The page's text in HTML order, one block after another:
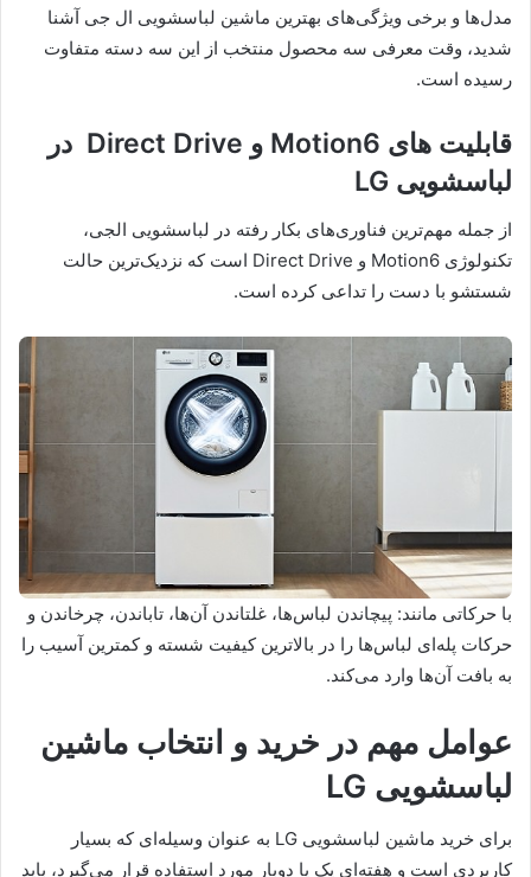
مدل‌ها و برخی ویژگی‌های بهترین ماشین لباسشویی ال جی آشنا
شدید، وقت معرفی سه محصول منتخب از این سه دسته متفاوت
رسیده است.
قابلیت های Motion6 و Direct Drive در
لباسشویی LG
از جمله مهم‌ترین فناوری‌های بکار رفته در لباسشویی الجی،
تکنولوژی Motion6 و Direct Drive است که نزدیک‌ترین حالت
شستشو با دست را تداعی کرده است.
با حرکاتی مانند: پیچاندن لباس‌ها، غلتاندن آن‌ها، تاباندن، چرخاندن و
حرکات پله‌ای لباس‌ها را در بالاترین کیفیت شسته و کمترین آسیب را
به بافت آن‌ها وارد می‌کند.
عوامل مهم در خرید و انتخاب ماشین
لباسشویی LG
برای خرید ماشین لباسشویی LG به عنوان وسیله‌ای که بسیار
کاربردی است و هفته‌ای یک یا دوبار مورد استفاده قرار می‌گیرد، باید